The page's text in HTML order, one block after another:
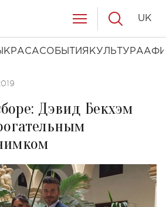
КРАСАСОБЫТИЯ КУЛЬТУРА
UK
Дэвид Бекхэм